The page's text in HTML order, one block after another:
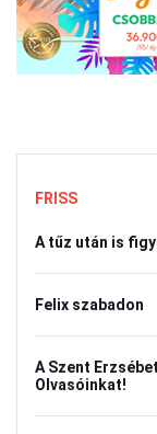
FRISS
A tűz után is
Felix szabadon
A Szent
Olvasóinkat!